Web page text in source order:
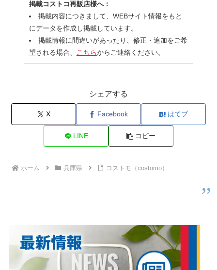
掲載コストコ再販店様へ：
掲載内容につきまして、WEBサイト情報をもと
にデータを作成し掲載しています。
掲載情報に間違いがあったり、修正・追加をご希
望される場合、 こちらからご連絡ください。
シェアする
X Facebook はてブ
LINE コピー
ホーム 兵庫県 コストモ（costomo）